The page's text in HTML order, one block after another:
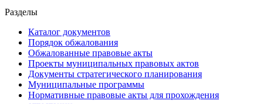
Разделы
Каталог документов
Порядок обжалования
Обжалованные правовые акты
Проекты муниципальных правовых актов
Документы стратегического планирования
Муниципальные программы
Нормативные правовые акты для прохождения